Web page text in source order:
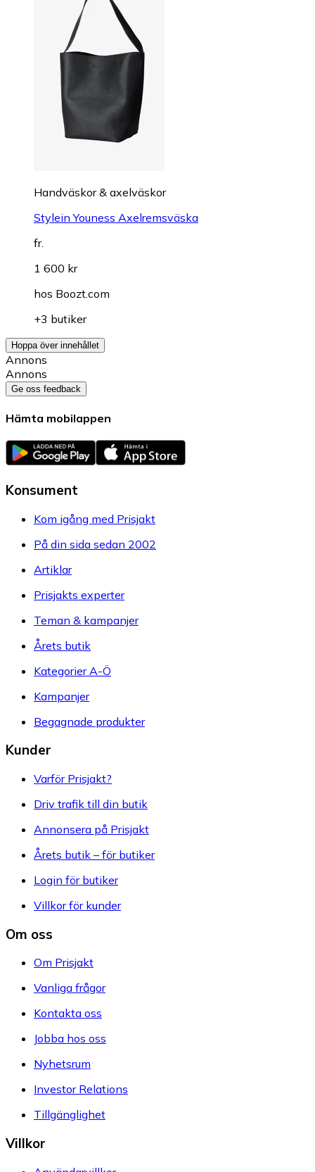
Handväskor & axelväskor
Stylein Youness Axelremsväska
fr.
1 600 kr
hos Boozt.com
+3 butiker
Hoppa över innehållet
Annons
Annons
Ge oss feedback
Hämta mobilappen
Konsument
Kom igång med Prisjakt
På din sida sedan 2002
Artiklar
Prisjakts experter
Teman & kampanjer
Årets butik
Kategorier A-Ö
Kampanjer
Begagnade produkter
Kunder
Varför Prisjakt?
Driv trafik till din butik
Annonsera på Prisjakt
Årets butik – för butiker
Login för butiker
Villkor för kunder
Om oss
Om Prisjakt
Vanliga frågor
Kontakta oss
Jobba hos oss
Nyhetsrum
Investor Relations
Tillgänglighet
Villkor